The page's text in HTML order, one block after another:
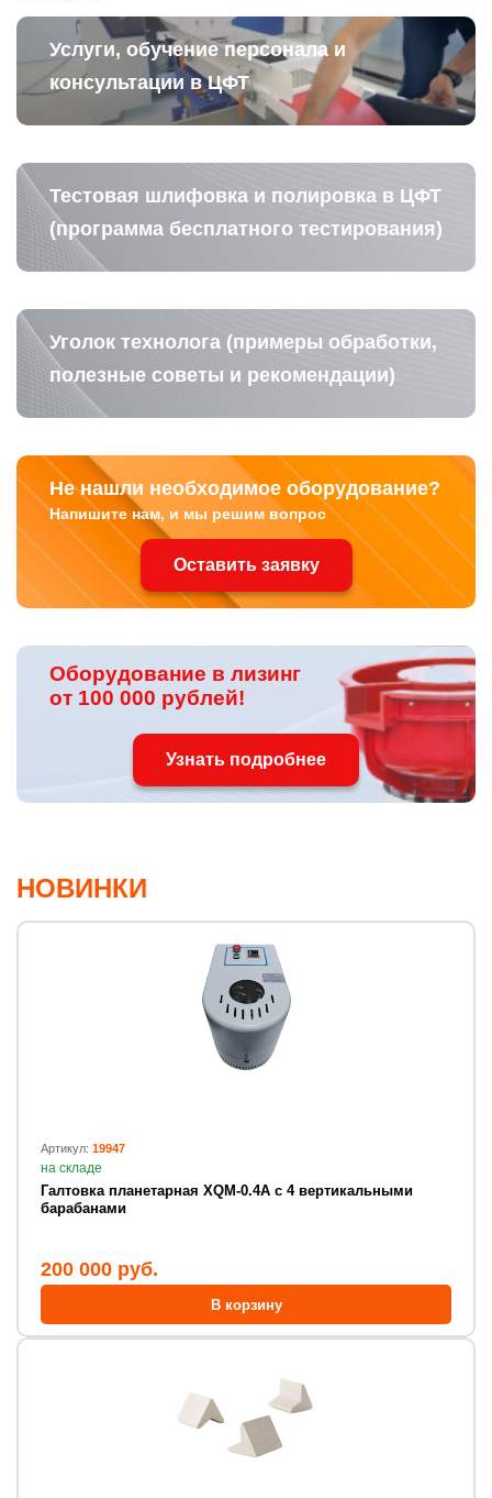
Услуги, обучение персонала и
консультации в ЦФТ
Тестовая шлифовка и полировка в ЦФТ
(программа бесплатного тестирования)
Уголок технолога (примеры обработки,
полезные советы и рекомендации)
Не нашли необходимое оборудование?
Напишите нам, и мы решим вопрос
Оставить заявку
Оборудование в лизинг
от 100 000 рублей!
Узнать подробнее
НОВИНКИ
Артикул: 19947
на складе
Галтовка планетарная XQM-0.4A с 4 вертикальными
барабанами
200 000 руб.
В корзину